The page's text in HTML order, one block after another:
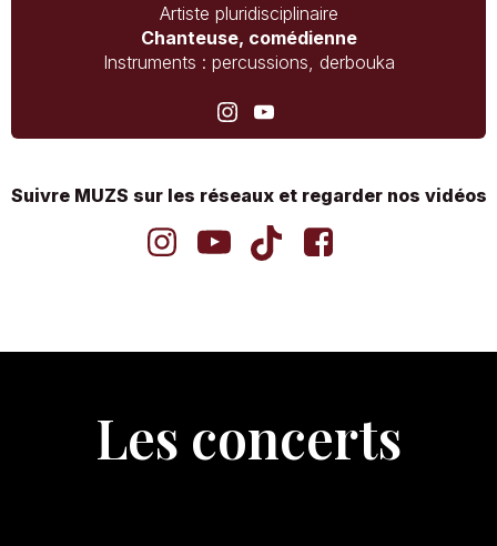
Artiste pluridisciplinaire
Chanteuse, comédienne
Instruments : percussions, derbouka
Suivre MUZS sur les réseaux et regarder nos vidéos
Les concerts